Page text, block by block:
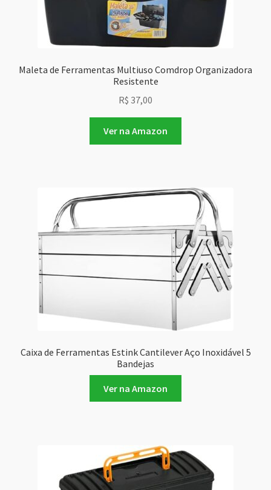
Maleta de Ferramentas Multiuso Comdrop Organizadora
Resistente
R$ 37,00
Ver na Amazon
Caixa de Ferramentas Estink Cantilever Aço Inoxidável 5
Bandejas
Ver na Amazon